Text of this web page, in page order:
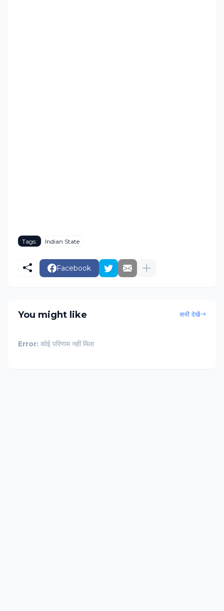
Tags: Indian State
Facebook
You might like सभी देखें
Error: कोई परिणाम नहीं मिला